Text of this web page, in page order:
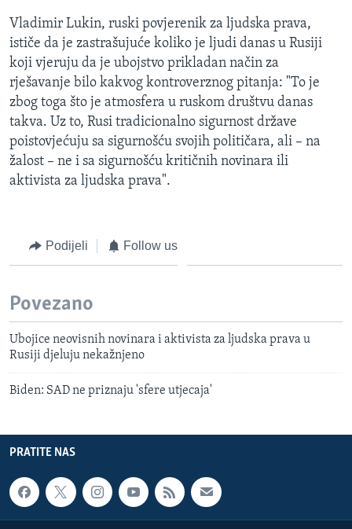
Vladimir Lukin, ruski povjerenik za ljudska prava,
ističe da je zastrašujuće koliko je ljudi danas u Rusiji
koji vjeruju da je ubojstvo prikladan način za
rješavanje bilo kakvog kontroverznog pitanja: "To je
zbog toga što je atmosfera u ruskom društvu danas
takva. Uz to, Rusi tradicionalno sigurnost države
poistovjećuju sa sigurnošću svojih političara, ali – na
žalost – ne i sa sigurnošću kritičnih novinara ili
aktivista za ljudska prava".
Podijeli Follow us
Povezano
Ubojice neovisnih novinara i aktivista za ljudska prava u
Rusiji djeluju nekažnjeno
Biden: SAD ne priznaju 'sfere utjecaja'
PRATITE NAS